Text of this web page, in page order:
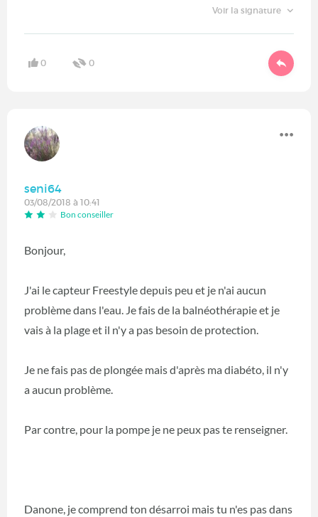
Voir la signature
0 0
seni64
03/08/2018 à 10:41
Bon conseiller
Bonjour,
J'ai le capteur Freestyle depuis peu et je n'ai aucun
problème dans l'eau. Je fais de la balnéothérapie et je
vais à la plage et il n'y a pas besoin de protection.
Je ne fais pas de plongée mais d'après ma diabéto, il n'y
a aucun problème.
Par contre, pour la pompe je ne peux pas te renseigner.
Danone, je comprend ton désarroi mais tu n'es pas dans